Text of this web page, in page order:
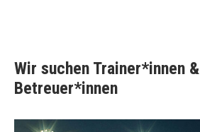
Wir suchen Trainer*innen &
Betreuer*innen